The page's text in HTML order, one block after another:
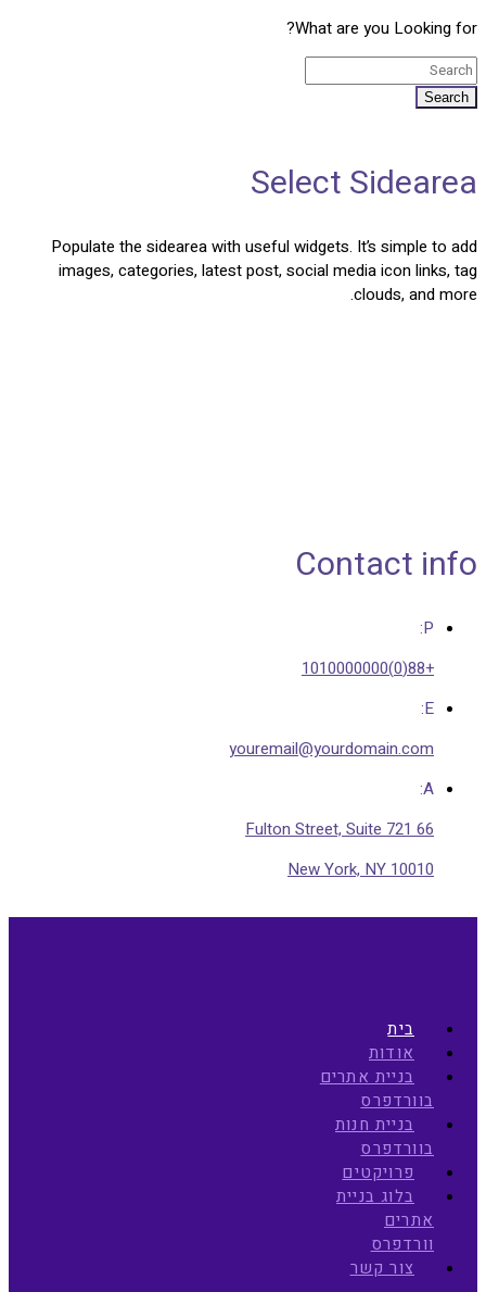
What are you Looking for?
Search
Select Sidearea
Populate the sidearea with useful widgets. It’s simple to add
images, categories, latest post, social media icon links, tag
clouds, and more.
Contact info
P:
+88(0)1010000000
E:
youremail@yourdomain.com
A:
66 Fulton Street, Suite 721
New York, NY 10010
בית
אודות
בניית אתרים
בוורדפרס
בניית חנות
בוורדפרס
פרויקטים
בלוג בניית
אתרים
וורדפרס
צור קשר